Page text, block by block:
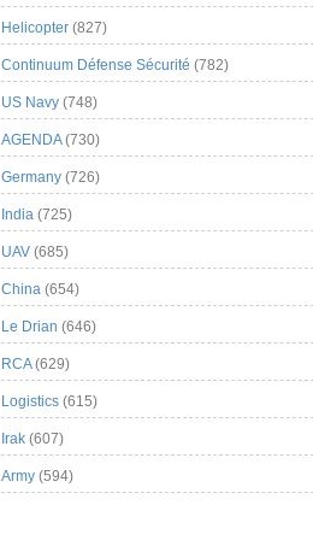
Helicopter (827)
Continuum Défense Sécurité (782)
US Navy (748)
AGENDA(730)
Germany (726)
India (725)
UAV (685)
China (654)
Le Drian (646)
RCA(629)
Logistics (615)
Irak (607)
Army (594)